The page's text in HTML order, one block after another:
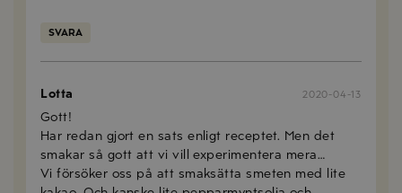
SVARA
Lotta 2020-04-13
Gott!
Har redan gjort en sats enligt receptet. Men det
smakar så gott att vi vill experimentera mera…
Vi försöker oss på att smaksätta smeten med lite